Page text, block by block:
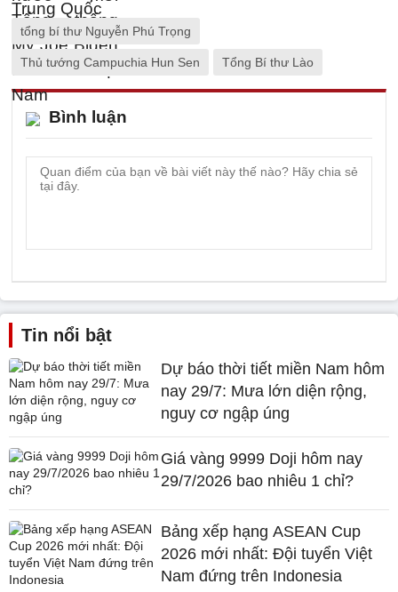
tổng bí thư Nguyễn Phú Trọng
Thủ tướng Campuchia Hun Sen Tổng Bí thư Lào
Bình luận
Tin nổi bật
Dự báo thời tiết miền Nam hôm
nay 29/7: Mưa lớn diện rộng,
nguy cơ ngập úng
Giá vàng 9999 Doji hôm nay
29/7/2026 bao nhiêu 1 chỉ?
Bảng xếp hạng ASEAN Cup
2026 mới nhất: Đội tuyển Việt
Nam đứng trên Indonesia